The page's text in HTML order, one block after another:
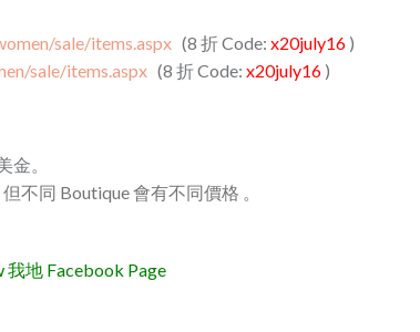
sale/items.aspx (8 折 Code: x20july16 )
sale/items.aspx (8 折 Code: x20july16 )
金。
不同 Boutique 會有不同價格 。
地 Facebook Page